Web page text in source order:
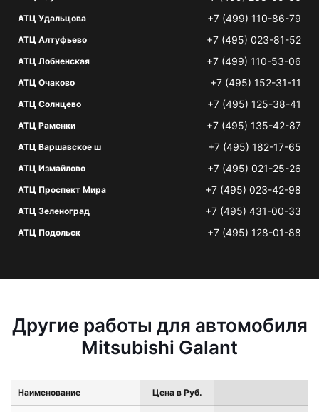
АТЦ Удальцова +7 (499) 110-86-79
АТЦ Алтуфьево +7 (495) 023-81-52
АТЦ Лобненская +7 (499) 110-53-06
АТЦ Очаково +7 (495) 152-31-11
АТЦ Солнцево +7 (495) 125-38-41
АТЦ Раменки +7 (495) 135-42-87
АТЦ Варшавское ш +7 (495) 182-17-65
АТЦ Измайлово +7 (495) 021-25-26
АТЦ Проспект Мира +7 (495) 023-42-98
АТЦ Зеленоград +7 (495) 431-00-33
АТЦ Подольск +7 (495) 128-01-88
Другие работы для автомобиля
Mitsubishi Galant
Наименование Цена в Руб.